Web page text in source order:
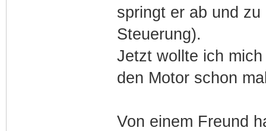
springt er ab und
Steuerung).
Jetzt wollte ich
den Motor schon
Von einem Freund